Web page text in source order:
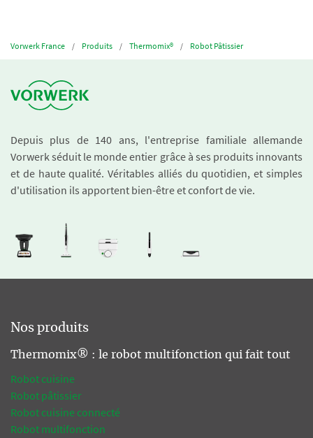
Vorwerk France Produits Thermomix® Robot Pâtissier
Depuis plus de 140 ans, l'entreprise familiale allemande
Vorwerk séduit le monde entier grâce à ses produits innovants
et de haute qualité. Véritables alliés du quotidien, et simples
d'utilisation ils apportent bien-être et confort de vie.
Nos produits
Thermomix® : le robot multifonction qui fait tout
Robot cuisine
Robot pâtissier
Robot cuisine connecté
Robot multifonction